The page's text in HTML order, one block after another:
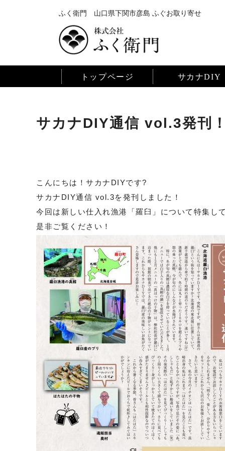
ふく衛門 山口県下関市彦島 ふぐお取り寄せ
トップページ サカナDIY
サカナDIY通信 vol.3発刊
こんにちは！サカナDIYです?
サカナDIY通信 vol.3を発刊しました！
今回は新しい仕入れ漁港「羅臼」について特集し
是非ご覧ください！